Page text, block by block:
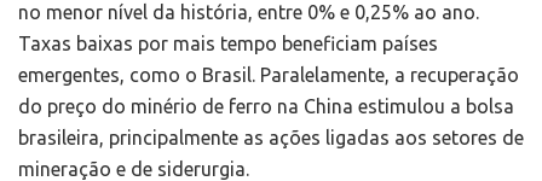
no menor nível da história, entre 0% e 0,25% ao ano.
Taxas baixas por mais tempo beneficiam países
emergentes, como o Brasil. Paralelamente, a recuperação
do preço do minério de ferro na China estimulou a bolsa
brasileira, principalmente as ações ligadas aos setores de
mineração e de siderurgia.